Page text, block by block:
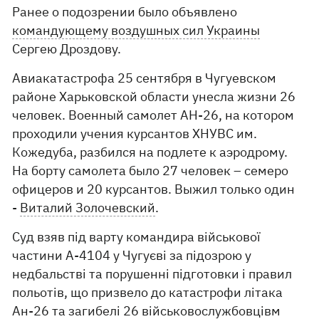
Ранее о подозрении было объявлено
командующему воздушных сил Украины
Сергею Дроздову.
Авиакатастрофа 25 сентября в Чугуевском
районе Харьковской области унесла жизни 26
человек. Военный самолет АН-26, на котором
проходили учения курсантов ХНУВС им.
Кожедуба, разбился на подлете к аэродрому.
На борту самолета было 27 человек – семеро
офицеров и 20 курсантов. Выжил только один
- Виталий Золочевский.
Суд взяв під варту командира військової
частини А-4104 у Чугуєві за підозрою у
недбальстві та порушенні підготовки і правил
польотів, що призвело до катастрофи літака
Ан-26 та загибелі 26 військовослужбовцівм